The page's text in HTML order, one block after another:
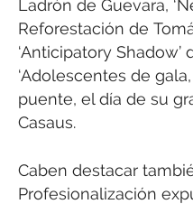
Ladrón de Guevara,
Reforestación de
‘Anticipatory Shadow’
‘Adolescentes de
puente, el día de su
Casaus.
Caben destacar
Profesionalización